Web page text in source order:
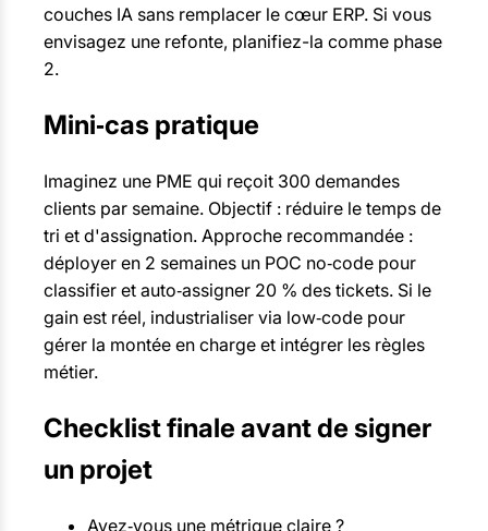
couches IA sans remplacer le cœur ERP. Si vous
envisagez une refonte, planifiez-la comme phase
2.
Mini‑cas pratique
Imaginez une PME qui reçoit 300 demandes
clients par semaine. Objectif : réduire le temps de
tri et d'assignation. Approche recommandée :
déployer en 2 semaines un POC no‑code pour
classifier et auto‑assigner 20 % des tickets. Si le
gain est réel, industrialiser via low‑code pour
gérer la montée en charge et intégrer les règles
métier.
Checklist finale avant de signer
un projet
Avez‑vous une métrique claire ?